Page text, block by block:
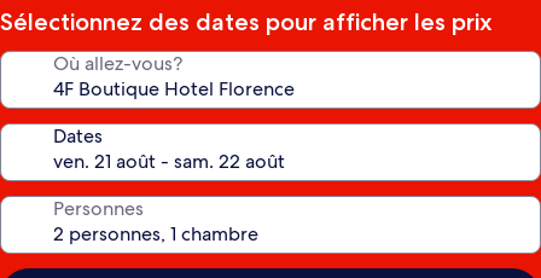
Sélectionnez des dates pour afficher les prix
Où allez-vous?
Dates
Personnes